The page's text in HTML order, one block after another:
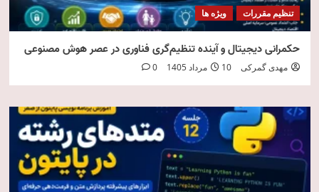
تنظیم مقررات ویژه ها
حکمرانی دیجیتال و آینده تنظیم‌گری فناوری در عصر هوش مصنوعی
مهدی گمرکی 10 مرداد 1405 0